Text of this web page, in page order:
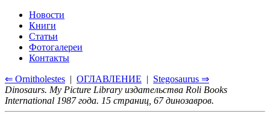
Новости
Книги
Статьи
Фотогалереи
Контакты
⇐ Ornitholestes | ОГЛАВЛЕНИЕ | Stegosaurus ⇒
Dinosaurs. My Picture Library издательства Roli Books
International 1987 года. 15 страниц, 67 динозавров.